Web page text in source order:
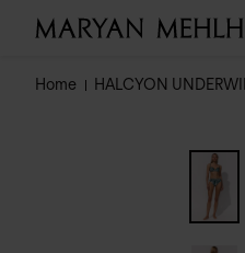
Home HALCYON